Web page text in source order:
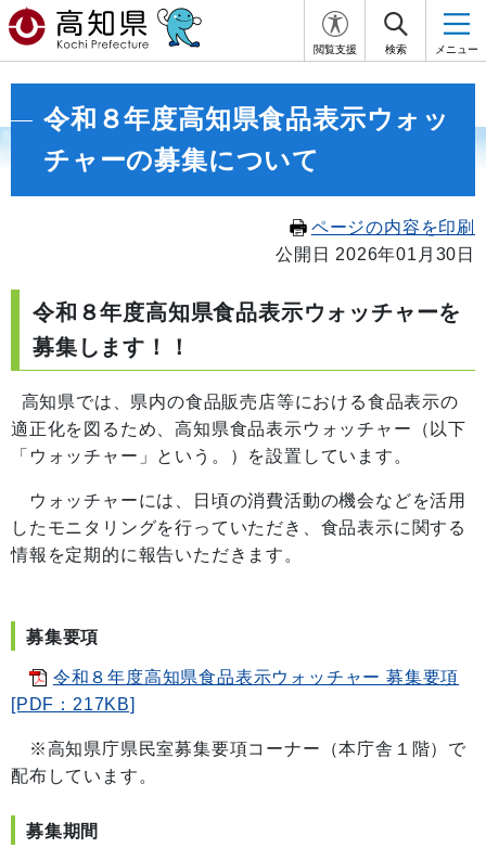
閲覧支援 検索 メニュー
令和８年度高知県食品表示ウォッ
チャーの募集について
ページの内容を印刷
公開日 2026年01月30日
令和８年度高知県食品表示ウォッチャーを
募集します！！
高知県では、県内の食品販売店等における食品表示の
適正化を図るため、高知県食品表示ウォッチャー（以下
「ウォッチャー」という。）を設置しています。
ウォッチャーには、日頃の消費活動の機会などを活用
したモニタリングを行っていただき、食品表示に関する
情報を定期的に報告いただきます。
募集要項
令和８年度高知県食品表示ウォッチャー 募集要項
[PDF：217KB]
※高知県庁県民室募集要項コーナー（本庁舎１階）で
配布しています。
募集期間